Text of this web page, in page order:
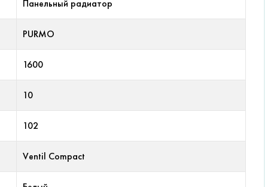
Панельный радиатор
PURMO
1600
10
102
Ventil Compact